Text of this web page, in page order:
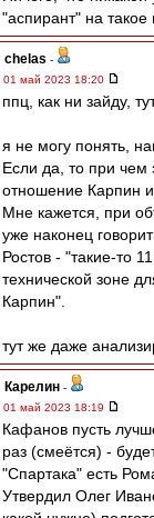
"аспирант" на
chelas -
01 май 2023 18:20
ппц, как ни зайду,
я не могу понять,
Если да, то при чем
отношение Карпин
Мне кажется, при
уже наконец
Ростов - "такие-то
технической зоне
Карпин".
тут же даже
Карелин -
01 май 2023 18:19
Кафанов пусть
раз (смеётся) -
"Спартака" есть
Утвердил Олег